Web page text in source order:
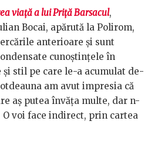
viaţă a lui Priţă Barsacul,
Bocai, apărută la Polirom,
anterioare şi sunt
cunoştinţele în
stil pe care le-a acumulat de-
am avut impresia că
aş putea învăţa multe, dar n-
O voi face indirect, prin cartea